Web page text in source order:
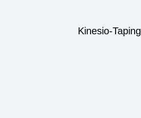
Kinesio-Taping